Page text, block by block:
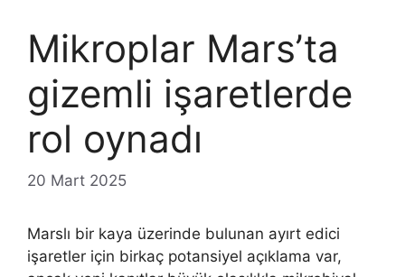
Mikroplar Mars’ta
gizemli işaretlerde
rol oynadı
20 Mart 2025
Marslı bir kaya üzerinde bulunan ayırt edici
işaretler için birkaç potansiyel açıklama var,